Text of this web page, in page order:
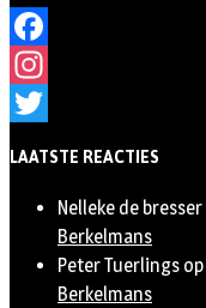
Facebook
Instagram
LAATSTE REACTIES
Nelleke de bresser
Berkelmans
Peter Tuerlings op
Berkelmans